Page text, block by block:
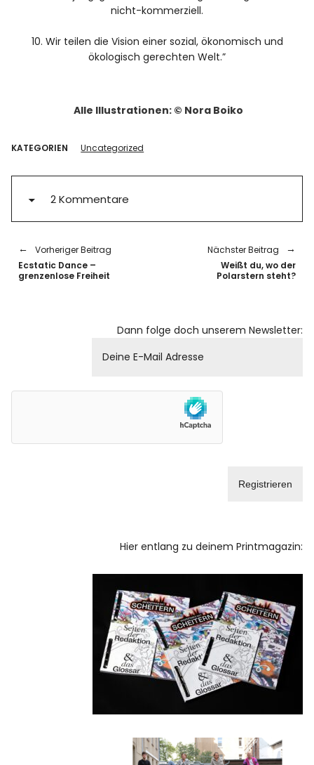
nicht-kommerziell.
10. Wir teilen die Vision einer sozial, ökonomisch und
ökologisch gerechten Welt.”
Alle Illustrationen: © Nora Boiko
KATEGORIEN Uncategorized
2 Kommentare
Vorheriger Beitrag
Ecstatic Dance –
grenzenlose Freiheit
Nächster Beitrag
Weißt du, wo der
Polarstern steht?
Dann folge doch unserem Newsletter:
Hier entlang zu deinem Printmagazin: